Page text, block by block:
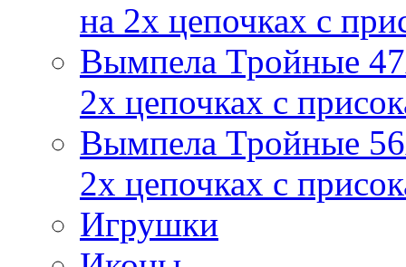
на 2х цепочках с
Вымпела Тройные
2х цепочках с
Вымпела Тройные
2х цепочках с
Игрушки